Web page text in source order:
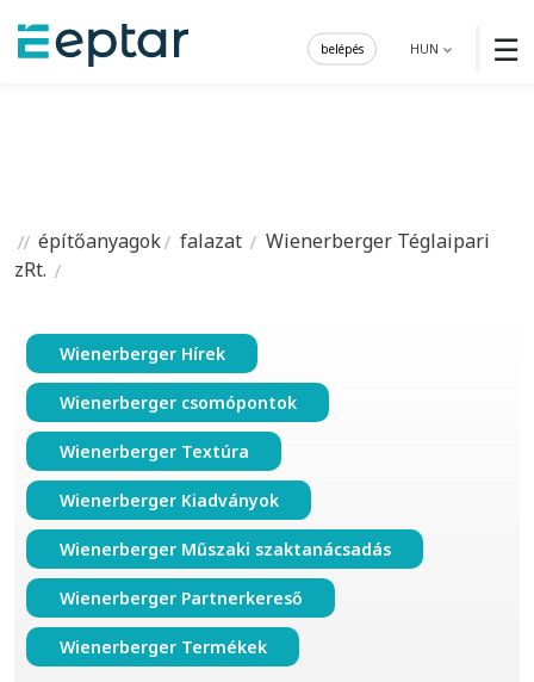
☰
HUN
belépés
építőanyagok falazat
Wienerberger Téglaipari
zRt.
Wienerberger Hírek
Wienerberger csomópontok
Wienerberger Textúra
Wienerberger Kiadványok
Wienerberger Műszaki szaktanácsadás
Wienerberger Partnerkereső
Wienerberger Termékek